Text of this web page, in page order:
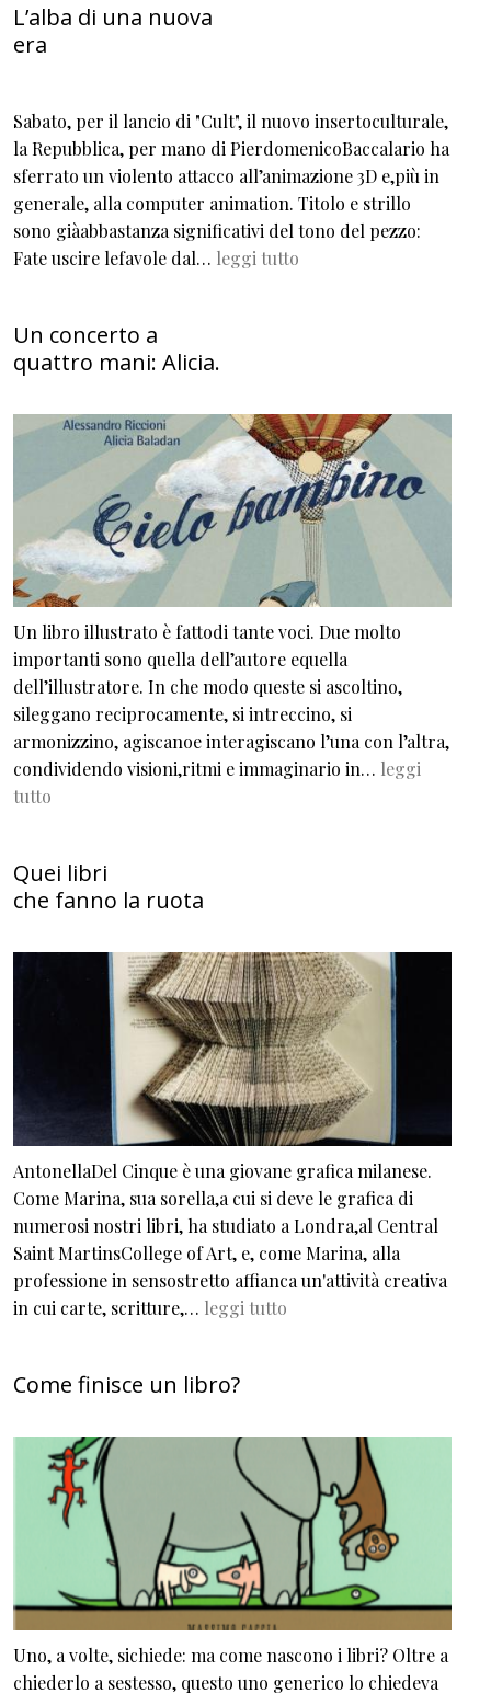
L’alba di una nuova
era
Sabato, per il lancio di "Cult", il nuovo insertoculturale,
la Repubblica, per mano di PierdomenicoBaccalario ha
sferrato un violento attacco all’animazione 3D e,più in
generale, alla computer animation. Titolo e strillo
sono giàabbastanza significativi del tono del pezzo:
Fate uscire lefavole dal… leggi tutto
Un concerto a
quattro mani: Alicia.
Un libro illustrato è fattodi tante voci. Due molto
importanti sono quella dell’autore equella
dell’illustratore. In che modo queste si ascoltino,
sileggano reciprocamente, si intreccino, si
armonizzino, agiscanoe interagiscano l’una con l’altra,
condividendo visioni,ritmi e immaginario in… leggi
tutto
Quei libri
che fanno la ruota
AntonellaDel Cinque è una giovane grafica milanese.
Come Marina, sua sorella,a cui si deve le grafica di
numerosi nostri libri, ha studiato a Londra,al Central
Saint MartinsCollege of Art, e, come Marina, alla
professione in sensostretto affianca un'attività creativa
in cui carte, scritture,… leggi tutto
Come finisce un libro?
Uno, a volte, sichiede: ma come nascono i libri? Oltre a
chiederlo a sestesso, questo uno generico lo chiedeva